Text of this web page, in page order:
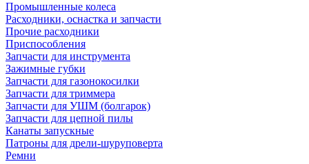
Промышленные колеса
Расходники, оснастка и запчасти
Прочие расходники
Приспособления
Запчасти для инструмента
Зажимные губки
Запчасти для газонокосилки
Запчасти для триммера
Запчасти для УШМ (болгарок)
Запчасти для цепной пилы
Канаты запускные
Патроны для дрели-шуруповерта
Ремни